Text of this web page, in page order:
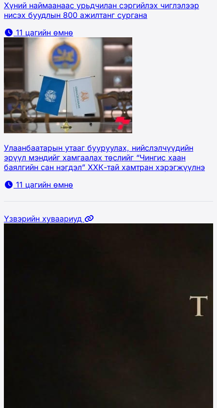
Хүний наймаанаас урьдчилан сэргийлэх чиглэлээр
нисэх буудлын 800 ажилтанг сургана
11 цагийн өмнө
Улаанбаатарын утааг бууруулах, нийслэлчүүдийн
эрүүл мэндийг хамгаалах төслийг “Чингис хаан
баялгийн сан нэгдэл” ХХК-тай хамтран хэрэгжүүлнэ
11 цагийн өмнө
Үзвэрийн хуваариуд